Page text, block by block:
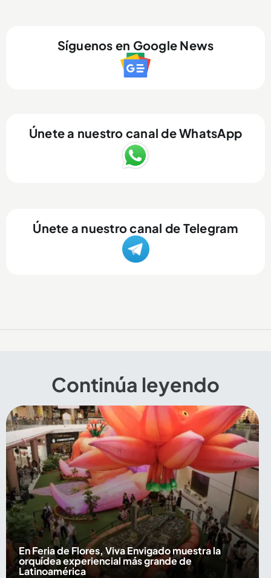
Síguenos en Google News
Únete a nuestro canal de WhatsApp
Únete a nuestro canal de Telegram
Continúa leyendo
En Feria de Flores, Viva Envigado muestra la
orquídea experiencial más grande de
Latinoamérica